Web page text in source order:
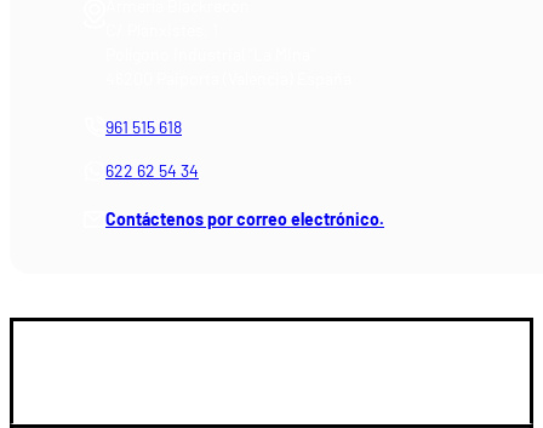
961 515 618
622 62 54 34
Contáctenos por correo electrónico.